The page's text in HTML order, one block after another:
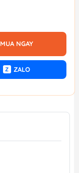
MUA NGAY
Z ZALO